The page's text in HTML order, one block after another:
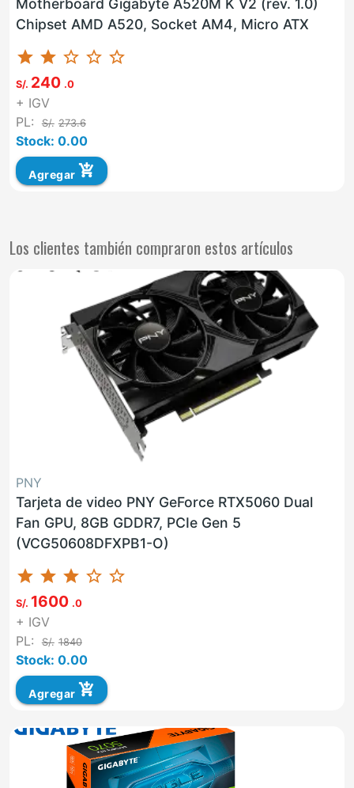
Motherboard Gigabyte A520M K V2 (rev. 1.0)
Chipset AMD A520, Socket AM4, Micro ATX
star star star_border star_border star_border
S/. 240 .0
+ IGV
PL:
S/. 273.6
Stock: 0.00
Agregar add_shopping_cart
Los clientes también compraron estos artículos
PNY
Tarjeta de video PNY GeForce RTX5060 Dual
Fan GPU, 8GB GDDR7, PCIe Gen 5
(VCG50608DFXPB1-O)
star star star star_border star_border
S/. 1600 .0
+ IGV
PL:
S/. 1840
Stock: 0.00
Agregar add_shopping_cart